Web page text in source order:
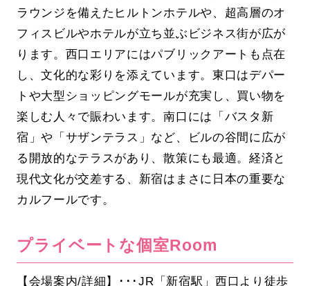
ラウンジを備えたヒルトンホテルや、超高層のオ
フィスビルやホテルが立ち並ぶビジネス街が広が
ります。西口エリアにはパブリックアートも点在
し、文化的な彩りを添えています。東口はデパー
トや大型ショッピングモールが充実し、買い物を
楽しむ人々で賑わいます。南口には「バスタ新
宿」や「サザンテラス」など、ビルの谷間に広が
る開放的なテラスがあり、散策にも最適。経済と
現代文化が交差する、新宿はまさに日本の重要な
カルフールです。
プライベートな個室Room
【会場案内/詳細】･･･JR「新宿駅」西口より徒歩